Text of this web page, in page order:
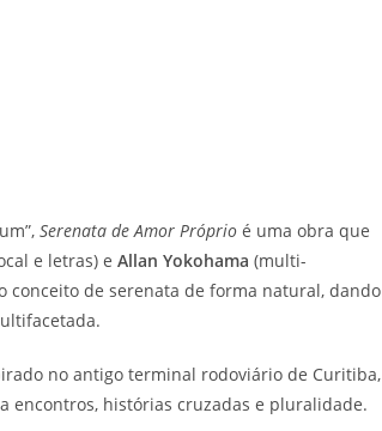
Serenata de Amor Próprio é uma obra que
e letras) e Allan Yokohama (multi-
conceito de serenata de forma natural, dando
no antigo terminal rodoviário de Curitiba,
encontros, histórias cruzadas e pluralidade.